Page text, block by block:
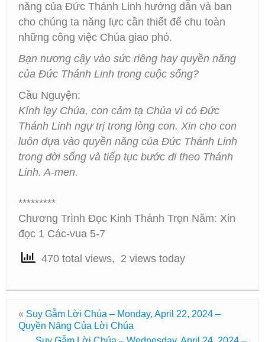
năng của Đức Thánh Linh hướng dẫn và ban
cho chúng ta năng lực cần thiết để chu toàn
những công việc Chúa giao phó.
Bạn nương cậy vào sức riêng hay quyền năng
của Đức Thánh Linh trong cuộc sống?
Cầu Nguyện:
Kính lạy Chúa, con cảm tạ Chúa vì có Đức
Thánh Linh ngự trị trong lòng con. Xin cho con
luôn dựa vào quyền năng của Đức Thánh Linh
trong đời sống và tiếp tục bước đi theo Thánh
Linh. A-men.
*********
Chương Trình Đọc Kinh Thánh Trọn Năm: Xin
đọc 1 Các-vua 5-7
470 total views, 2 views today
« Suy Gẫm Lời Chúa – Monday, April 22, 2024 –
Quyền Năng Của Lời Chúa